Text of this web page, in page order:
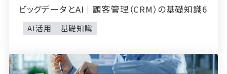
ビッグデータとAI｜顧客管理（CRM）の基礎知識6
AI活用 基礎知識